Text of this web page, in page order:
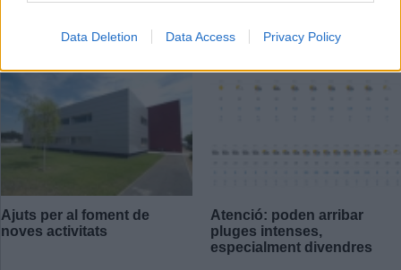
Data Deletion Data Access Privacy Policy
Actualitat
Ajuts per al foment de
noves activitats
Atenció: poden arribar
pluges intenses,
especialment divendres